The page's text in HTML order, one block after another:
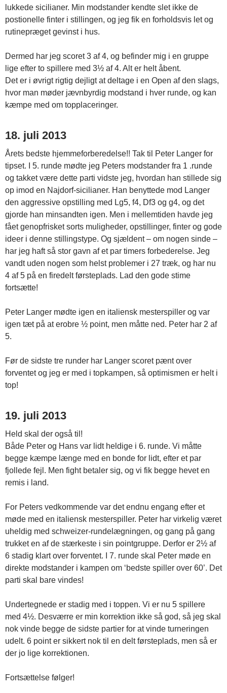
lukkede sicilianer. Min modstander kendte slet ikke de
postionelle finter i stillingen, og jeg fik en forholdsvis let og
rutinepræget gevinst i hus.
Dermed har jeg scoret 3 af 4, og befinder mig i en gruppe
lige efter to spillere med 3½ af 4. Alt er helt åbent.
Det er i øvrigt rigtig dejligt at deltage i en Open af den slags,
hvor man møder jævnbyrdig modstand i hver runde, og kan
kæmpe med om topplaceringer.
18. juli 2013
Årets bedste hjemmeforberedelse!! Tak til Peter Langer for
tipset. I 5. runde mødte jeg Peters modstander fra 1 .runde
og takket være dette parti vidste jeg, hvordan han stillede sig
op imod en Najdorf-sicilianer. Han benyttede mod Langer
den aggressive opstilling med Lg5, f4, Df3 og g4, og det
gjorde han minsandten igen. Men i mellemtiden havde jeg
fået genopfrisket sorts muligheder, opstillinger, finter og gode
ideer i denne stillingstype. Og sjældent – om nogen sinde –
har jeg haft så stor gavn af et par timers forbederelse. Jeg
vandt uden nogen som helst problemer i 27 træk, og har nu
4 af 5 på en firedelt førsteplads. Lad den gode stime
fortsætte!
Peter Langer mødte igen en italiensk mesterspiller og var
igen tæt på at erobre ½ point, men måtte ned. Peter har 2 af
5.
Før de sidste tre runder har Langer scoret pænt over
forventet og jeg er med i topkampen, så optimismen er helt i
top!
19. juli 2013
Held skal der også til!
Både Peter og Hans var lidt heldige i 6. runde. Vi måtte
begge kæmpe længe med en bonde for lidt, efter et par
fjollede fejl. Men fight betaler sig, og vi fik begge hevet en
remis i land.
For Peters vedkommende var det endnu engang efter et
møde med en italiensk mesterspiller. Peter har virkelig været
uheldig med schweizer-rundelægningen, og gang på gang
trukket en af de stærkeste i sin pointgruppe. Derfor er 2½ af
6 stadig klart over forventet. I 7. runde skal Peter møde en
direkte modstander i kampen om ‘bedste spiller over 60’. Det
parti skal bare vindes!
Undertegnede er stadig med i toppen. Vi er nu 5 spillere
med 4½. Desværre er min korrektion ikke så god, så jeg skal
nok vinde begge de sidste partier for at vinde turneringen
udelt. 6 point er sikkert nok til en delt førsteplads, men så er
der jo lige korrektionen.
Fortsættelse følger!